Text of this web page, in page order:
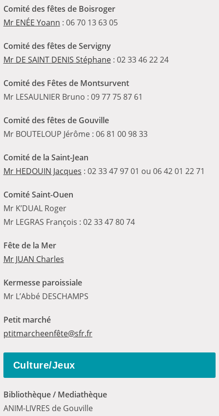
Comité des fêtes de Boisroger
Mr ENÉE Yoann : 06 70 13 63 05
Comité des fêtes de Servigny
Mr DE SAINT DENIS Stéphane: 02 33 46 22 24
Comité des Fêtes de Montsurvent
Mr LESAULNIER Bruno : 09 77 75 87 61
Comité des fêtes de Gouville
Mr BOUTELOUP Jérôme : 06 81 00 98 33
Comité de la Saint-Jean
Mr HEDOUIN Jacques : 02 33 47 97 01 ou 06 42 01 22 71
Comité Saint-Ouen
Mr K’DUAL Roger
Mr LEGRAS François : 02 33 47 80 74
Fête de la Mer
Mr JUAN Charles
Kermesse paroissiale
Mr L’Abbé DESCHAMPS
Petit marché
ptitmarcheenfête@sfr.fr
Culture/Jeux
Bibliothèque / Mediathèque
ANIM-LIVRES de Gouville